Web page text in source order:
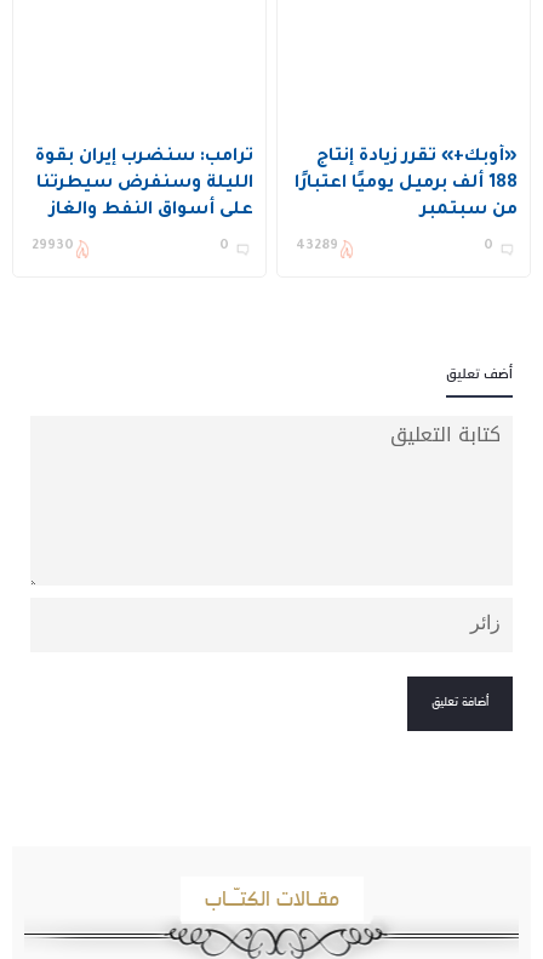
«أوبك+» تقرر زيادة إنتاج
188 ألف برميل يوميًا اعتبارًا
من سبتمبر
0
43289
ترامب: سنضرب إيران بقوة
الليلة وسنفرض سيطرتنا
على أسواق النفط والغاز
الإيرانية
0
29930
أضف تعليق
مقـالات الكتـّـاب